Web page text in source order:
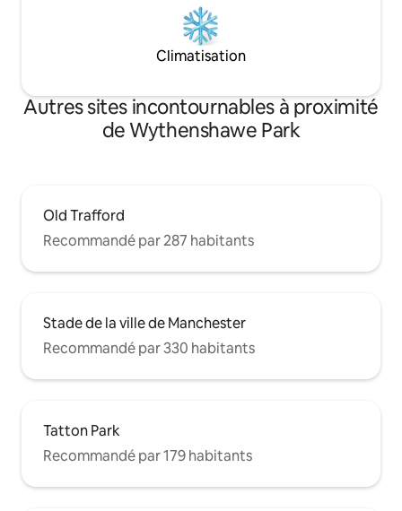
Climatisation
Autres sites incontournables à proximité
de Wythenshawe Park
Old Trafford
Recommandé par 287 habitants
Stade de la ville de Manchester
Recommandé par 330 habitants
Tatton Park
Recommandé par 179 habitants